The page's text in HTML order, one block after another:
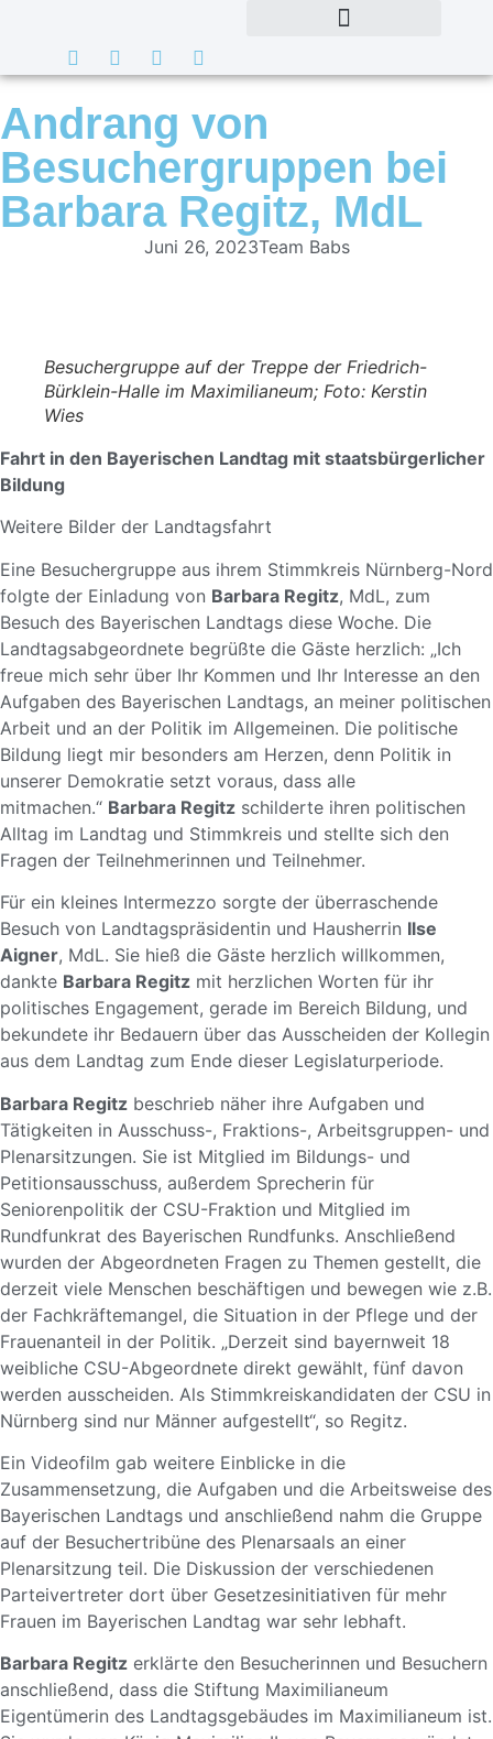
Andrang von
Besuchergruppen bei
Barbara Regitz, MdL
Juni 26, 2023Team Babs
Besuchergruppe auf der Treppe der Friedrich-
Bürklein-Halle im Maximilianeum; Foto: Kerstin
Wies
Fahrt in den Bayerischen Landtag mit staatsbürgerlicher
Bildung
Weitere Bilder der Landtagsfahrt
Eine Besuchergruppe aus ihrem Stimmkreis Nürnberg-Nord
folgte der Einladung von Barbara Regitz, MdL, zum
Besuch des Bayerischen Landtags diese Woche. Die
Landtagsabgeordnete begrüßte die Gäste herzlich: „Ich
freue mich sehr über Ihr Kommen und Ihr Interesse an den
Aufgaben des Bayerischen Landtags, an meiner politischen
Arbeit und an der Politik im Allgemeinen. Die politische
Bildung liegt mir besonders am Herzen, denn Politik in
unserer Demokratie setzt voraus, dass alle
mitmachen.“ Barbara Regitz schilderte ihren politischen
Alltag im Landtag und Stimmkreis und stellte sich den
Fragen der Teilnehmerinnen und Teilnehmer.
Für ein kleines Intermezzo sorgte der überraschende
Besuch von Landtagspräsidentin und Hausherrin Ilse
Aigner, MdL. Sie hieß die Gäste herzlich willkommen,
dankte Barbara Regitz mit herzlichen Worten für ihr
politisches Engagement, gerade im Bereich Bildung, und
bekundete ihr Bedauern über das Ausscheiden der Kollegin
aus dem Landtag zum Ende dieser Legislaturperiode.
Barbara Regitz beschrieb näher ihre Aufgaben und
Tätigkeiten in Ausschuss-, Fraktions-, Arbeitsgruppen- und
Plenarsitzungen. Sie ist Mitglied im Bildungs- und
Petitionsausschuss, außerdem Sprecherin für
Seniorenpolitik der CSU-Fraktion und Mitglied im
Rundfunkrat des Bayerischen Rundfunks. Anschließend
wurden der Abgeordneten Fragen zu Themen gestellt, die
derzeit viele Menschen beschäftigen und bewegen wie z.B.
der Fachkräftemangel, die Situation in der Pflege und der
Frauenanteil in der Politik. „Derzeit sind bayernweit 18
weibliche CSU-Abgeordnete direkt gewählt, fünf davon
werden ausscheiden. Als Stimmkreiskandidaten der CSU in
Nürnberg sind nur Männer aufgestellt“, so Regitz.
Ein Videofilm gab weitere Einblicke in die
Zusammensetzung, die Aufgaben und die Arbeitsweise des
Bayerischen Landtags und anschließend nahm die Gruppe
auf der Besuchertribüne des Plenarsaals an einer
Plenarsitzung teil. Die Diskussion der verschiedenen
Parteivertreter dort über Gesetzesinitiativen für mehr
Frauen im Bayerischen Landtag war sehr lebhaft.
Barbara Regitz erklärte den Besucherinnen und Besuchern
anschließend, dass die Stiftung Maximilianeum
Eigentümerin des Landtagsgebäudes im Maximilianeum ist.